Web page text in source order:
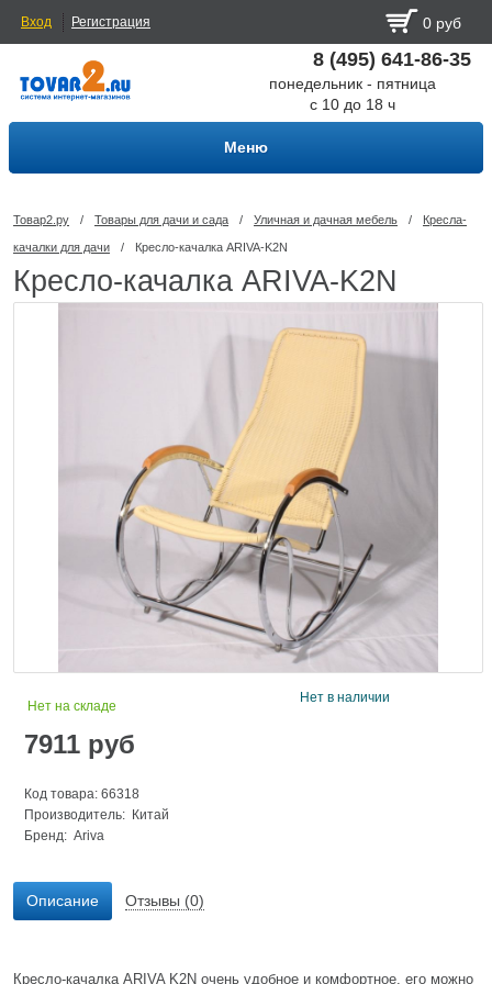
Вход Регистрация 0 руб
8 (495) 641-86-35
понедельник - пятница
с 10 до 18 ч
Меню
Товар2.ру / Товары для дачи и сада / Уличная и дачная мебель / Кресла-
качалки для дачи / Кресло-качалка ARIVA-K2N
Кресло-качалка ARIVA-K2N
Нет на складе
7911 руб
Код товара: 66318
Производитель: Китай
Бренд: Ariva
Нет в наличии
Описание Отзывы (0)
Кресло-качалка ARIVA K2N очень удобное и комфортное, его можно